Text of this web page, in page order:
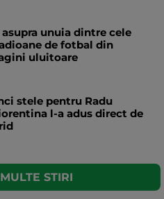
unuia dintre cele
de fotbal din
uluitoare
stele pentru Radu
l-a adus direct de
STIRI